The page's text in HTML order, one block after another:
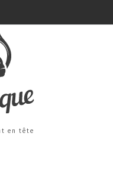
en tête